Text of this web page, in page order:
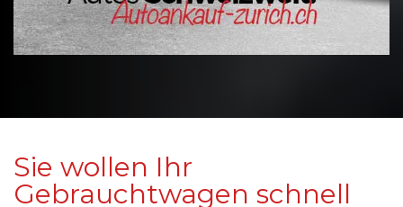
Sie wollen Ihr
Gebrauchtwagen schnell